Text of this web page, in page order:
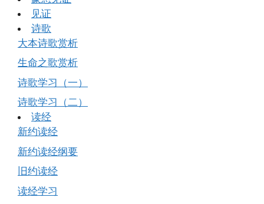
见证
诗歌
大本诗歌赏析
生命之歌赏析
诗歌学习（一）
诗歌学习（二）
读经
新约读经
新约读经纲要
旧约读经
读经学习